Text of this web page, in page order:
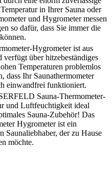
in Ihrer Sauna oder
und Hygrometer messen
so dafür, dass Sie immer die
Hygrometer ist aus
über hitzebeständiges
Temperaturen problemlos
dass Ihr Saunathermometer
einwandfrei funktioniert.
Sauna-Thermometer-
und Luftfeuchtigkeit ideal
Sauna-Zubehör! Das
Hygrometer ist ein
Saunaliebhaber, der zu Hause
möchte.